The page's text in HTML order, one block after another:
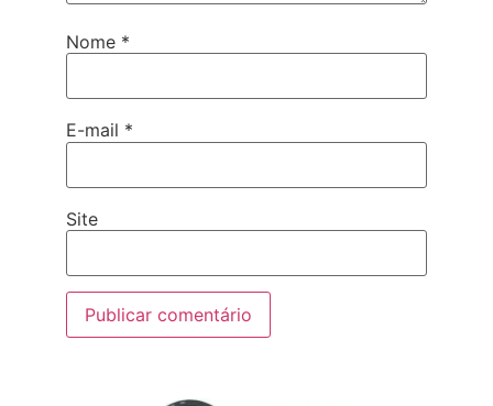
Nome *
E-mail *
Site